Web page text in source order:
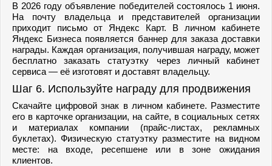
В 2026 году объявление победителей состоялось 1 июня.
На почту владельца и представителей организации
приходит письмо от Яндекс Карт. В личном кабинете
Яндекс Бизнеса появляется баннер для заказа доставки
награды. Каждая организация, получившая награду, может
бесплатно заказать статуэтку через личный кабинет
сервиса — её изготовят и доставят владельцу.
Шаг 6. Используйте награду для продвижения
Скачайте цифровой знак в личном кабинете. Разместите
его в карточке организации, на сайте, в социальных сетях
и материалах компании (прайс-листах, рекламных
буклетах). Физическую статуэтку разместите на видном
месте: на входе, ресепшене или в зоне ожидания
клиентов.